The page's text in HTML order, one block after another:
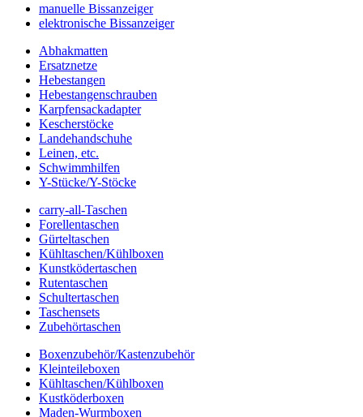
manuelle Bissanzeiger
elektronische Bissanzeiger
Abhakmatten
Ersatznetze
Hebestangen
Hebestangenschrauben
Karpfensackadapter
Kescherstöcke
Landehandschuhe
Leinen, etc.
Schwimmhilfen
Y-Stücke/Y-Stöcke
carry-all-Taschen
Forellentaschen
Gürteltaschen
Kühltaschen/Kühlboxen
Kunstködertaschen
Rutentaschen
Schultertaschen
Taschensets
Zubehörtaschen
Boxenzubehör/Kastenzubehör
Kleinteileboxen
Kühltaschen/Kühlboxen
Kustköderboxen
Maden-Wurmboxen